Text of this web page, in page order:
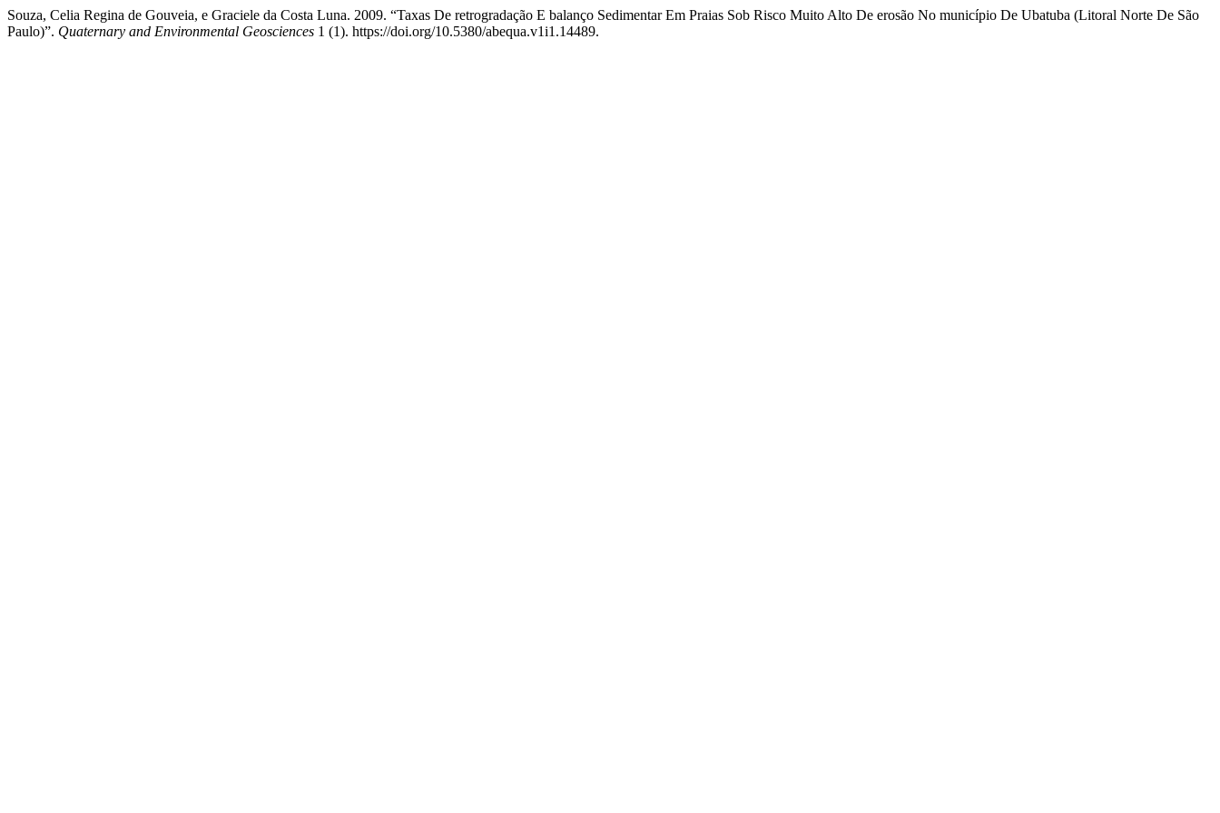
Souza, Celia Regina de Gouveia, e Graciele da Costa Luna. 2009. “Taxas De retrogradação E balanço Sedimentar Em Praias Sob Risco Muito Alto De erosão No município De Ubatuba (Litoral Norte De São
Paulo)”. Quaternary and Environmental Geosciences 1 (1). https://doi.org/10.5380/abequa.v1i1.14489.